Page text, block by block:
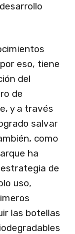
eso, tiene
del
de
y a través
salvar
como
ha
de
uso,
las botellas